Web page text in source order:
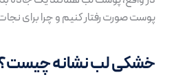
پوست صورت رفتار کنیم و چرا برای
خشکی لب نشانه چیست؟